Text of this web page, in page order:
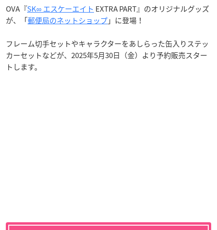
OVA『SK∞ エスケーエイト EXTRA PART』のオリジナルグッズ
が、「郵便局のネットショップ」に登場！
フレーム切手セットやキャラクターをあしらった缶入りステッ
カーセットなどが、2025年5月30日（金）より予約販売スター
トします。